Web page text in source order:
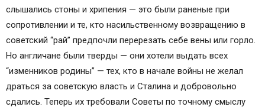
слышались стоны и хрипения — это были раненые при
сопротивлении и те, кто насильственному возвращению в
советский “рай” предпочли перерезать ceбe вены или горло.
Но англичане были тверды — они хотели выдать всех
“изменников родины” — тех, кто в начале войны не желал
драться за советскую власть и Сталина и добровольно
сдались. Теперь их требовали Советы по точному смыслу